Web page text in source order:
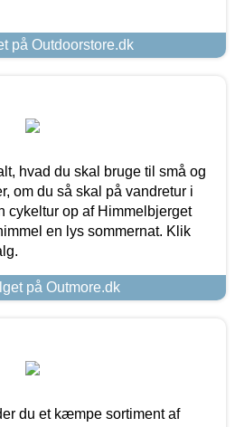
på Outdoorstore.dk
hvad du skal bruge til små og
om du så skal på vandretur i
cykeltur op af Himmelbjerget
en lys sommernat. Klik
på Outmore.dk
du et kæmpe sortiment af